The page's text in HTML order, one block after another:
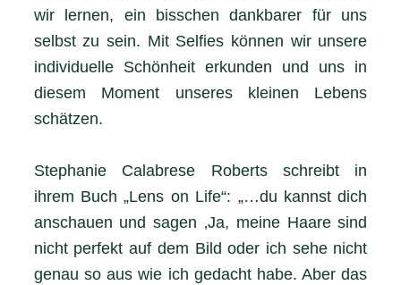
wir lernen, ein bisschen dankbarer für uns
selbst zu sein. Mit Selfies können wir unsere
individuelle Schönheit erkunden und uns in
diesem Moment unseres kleinen Lebens
schätzen.
Stephanie Calabrese Roberts schreibt in
ihrem Buch „Lens on Life“: „…du kannst dich
anschauen und sagen ‚Ja, meine Haare sind
nicht perfekt auf dem Bild oder ich sehe nicht
genau so aus wie ich gedacht habe. Aber das